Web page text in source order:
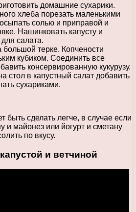
домашние сухарики.
хлеба порезать маленькими
солью и приправой и
Нашинковать капусту и
салата.
терке. Копчености
кубиком. Соединить все
консервированную кукурузу.
стол в капустный салат добавить
сухариками.
быть сделать легче, в случае если
и майонез или йогурт и сметану
по вкусу.
и ветчиной